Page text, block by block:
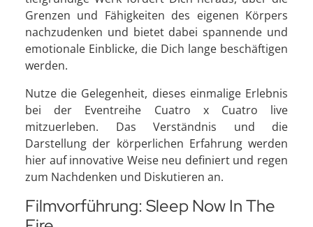
Grenzen und Fähigkeiten des eigenen Körpers
nachzudenken und bietet dabei spannende und
emotionale Einblicke, die Dich lange beschäftigen
werden.
Nutze die Gelegenheit, dieses einmalige Erlebnis
bei der Eventreihe Cuatro x Cuatro live
mitzuerleben. Das Verständnis und die
Darstellung der körperlichen Erfahrung werden
hier auf innovative Weise neu definiert und regen
zum Nachdenken und Diskutieren an.
Filmvorführung: Sleep Now In The